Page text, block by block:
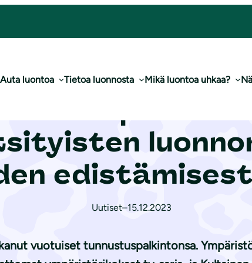
Auta luontoa Tietoa luonnosta Mikä luontoa uhkaa?
yksityisten luon­non­suo­je­lua­luei­den edistämisestä
Uutiset–15.12.2023
vuotuiset tunnustuspalkintonsa.